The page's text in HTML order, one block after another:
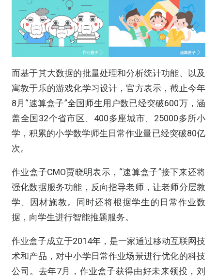
而基于其大数据的批量处理和分析统计功能、以及
寓教于乐的游戏化学习设计，官方表示，截止今年
8月“速算盒子”全国师生用户数已经突破600万，涵
盖全国32个省市区、400多座城市、25000多所小
学，积累的小学数学师生日常作业量已经突破80亿
次。
作业盒子CMO贾晓明表示，“速算盒子”接下来还将
强化数据服务功能，反向指导老师，让老师分层教
学、因材施教。同时还将根据学生的日常作业数
据，向学生进行智能推题服务。
作业盒子成立于2014年，是一家通过移动互联网技
术和产品，对中小学日常作业场景进行优化的科技
公司。去年7月，作业盒子获得由好未来领投，刘